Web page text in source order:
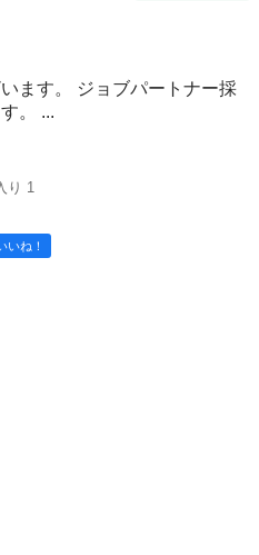
ます。 ジョブパートナー採
。 ...
り 1
いね！